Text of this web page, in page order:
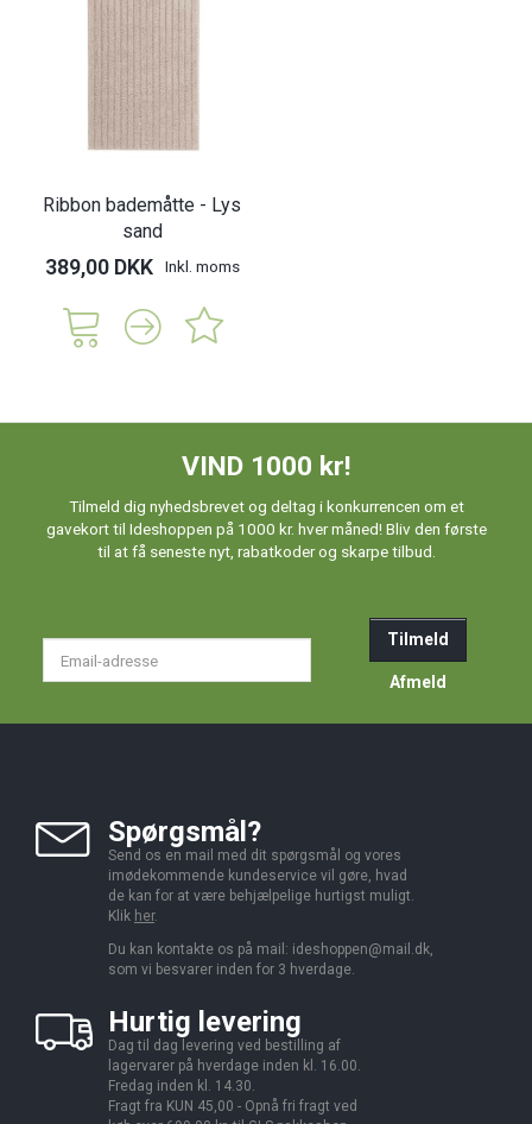
Ribbon bademåtte - Lys
sand
389,00 DKK Inkl. moms
VIND 1000 kr!
Tilmeld dig nyhedsbrevet og deltag i konkurrencen om et
gavekort til Ideshoppen på 1000 kr. hver måned! Bliv den første
til at få seneste nyt, rabatkoder og skarpe tilbud.
Tilmeld
Afmeld
Spørgsmål?
Send os en mail med dit spørgsmål og vores
imødekommende kundeservice vil gøre, hvad
de kan for at være behjælpelige hurtigst muligt.
Klik her.
Du kan kontakte os på mail: ideshoppen@mail.dk,
som vi besvarer inden for 3 hverdage.
Hurtig levering
Dag til dag levering ved bestilling af
lagervarer på hverdage inden kl. 16.00.
Fredag inden kl. 14.30.
Fragt fra KUN 45,00 - Opnå fri fragt ved